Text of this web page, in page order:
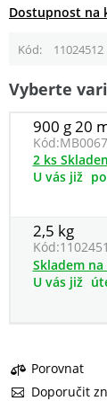
Dostupnost na
Kód 11024512
Vyberte
900 g 20
Kód:MB0067
2 ks
U vás již
2,5 kg
Kód:
Skladem
U vás již
Porovnat
Doporučit